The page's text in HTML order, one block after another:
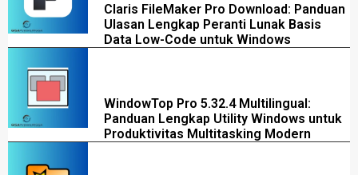
Claris FileMaker Pro Download: Panduan
Ulasan Lengkap Peranti Lunak Basis
Data Low-Code untuk Windows
WindowTop Pro 5.32.4 Multilingual:
Panduan Lengkap Utility Windows untuk
Produktivitas Multitasking Modern